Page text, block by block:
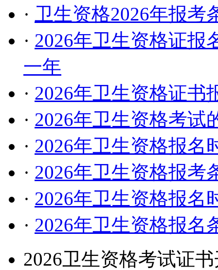
· 卫生资格2026年报考
· 2026年卫生资格证报
一年
· 2026年卫生资格证书
· 2026年卫生资格考试
· 2026年卫生资格报名
· 2026年卫生资格报考
· 2026年卫生资格报名
· 2026年卫生资格报名
2026卫生资格考试证